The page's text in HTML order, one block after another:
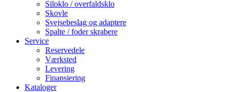
Siloklo / overfaldsklo
Skovle
Svejsebeslag og adaptere
Spalte / foder skrabere
Service
Reservedele
Værksted
Levering
Finansiering
Kataloger